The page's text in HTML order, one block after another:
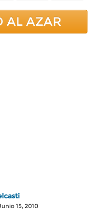
AL AZAR
15, 2010